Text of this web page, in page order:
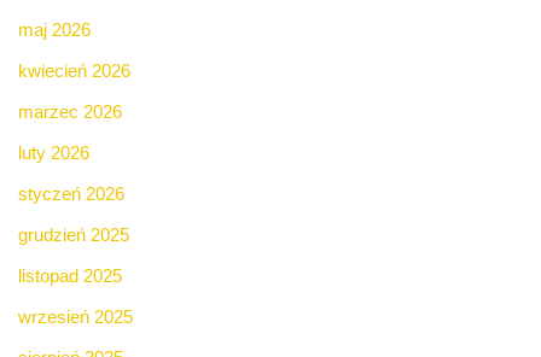
maj 2026
kwiecień 2026
marzec 2026
luty 2026
styczeń 2026
grudzień 2025
listopad 2025
wrzesień 2025